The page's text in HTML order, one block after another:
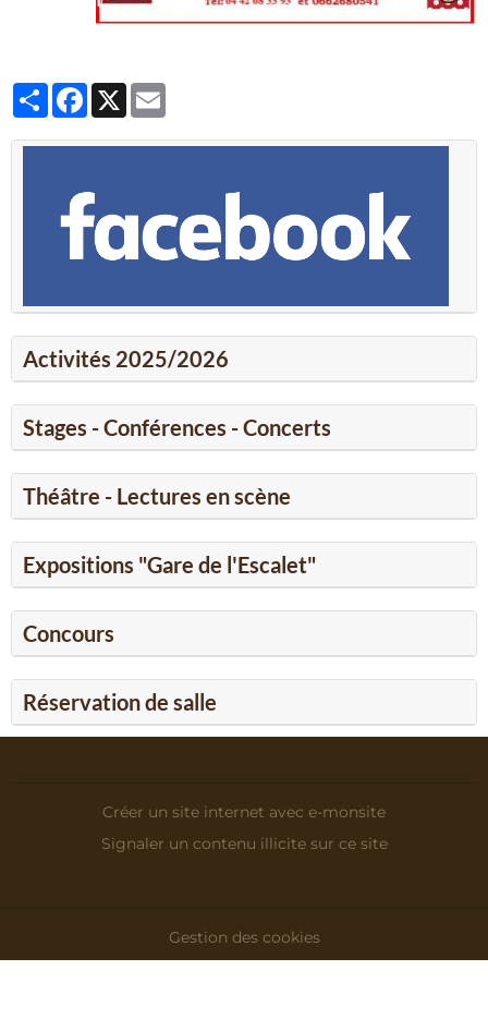
PartagerFacebook
X
Activités 2025/2026
Stages - Conférences - Concerts
Théâtre - Lectures en scène
Expositions "Gare de l'Escalet"
Concours
Réservation de salle
Créer un site internet avec e-monsite
Signaler un contenu illicite sur ce site
Gestion des cookies